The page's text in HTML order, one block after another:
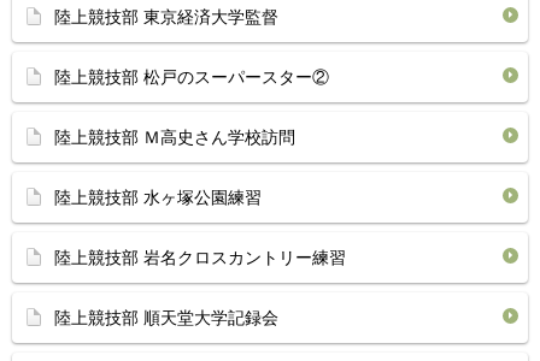
陸上競技部 東京経済大学監督
陸上競技部 松戸のスーパースター②
陸上競技部 Ｍ高史さん学校訪問
陸上競技部 水ヶ塚公園練習
陸上競技部 岩名クロスカントリー練習
陸上競技部 順天堂大学記録会